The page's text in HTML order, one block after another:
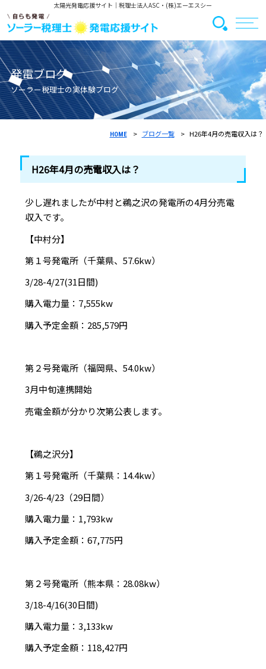
太陽光発電応援サイト ｜税理士法人ASC・(株)エーエスシー
発電ブログ
ソーラー税理士の実体験ブログ
HOME ブログ一覧 H26年4月の売電収入は？
H26年4月の売電収入は？
少し遅れましたが中村と鵜之沢の発電所の4月分売電
収入です。
【中村分】
第１号発電所（千葉県、57.6kw）
3/28-4/27(31日間)
購入電力量：7,555kw
購入予定金額：285,579円
第２号発電所（福岡県、54.0kw）
3月中旬連携開始
売電金額が分かり次第公表します。
【鵜之沢分】
第１号発電所（千葉県：14.4kw）
3/26-4/23（29日間）
購入電力量：1,793kw
購入予定金額：67,775円
第２号発電所（熊本県：28.08kw）
3/18-4/16(30日間)
購入電力量：3,133kw
購入予定金額：118,427円